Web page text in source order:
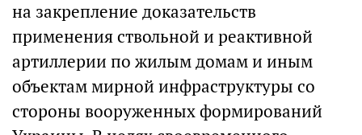
на закрепление доказательств
применения ствольной и реактивной
артиллерии по жилым домам и иным
объектам мирной инфраструктуры со
стороны вооруженных формирований